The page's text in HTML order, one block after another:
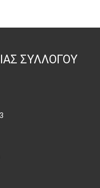
ΣΥΛΛΌΓΟΥ